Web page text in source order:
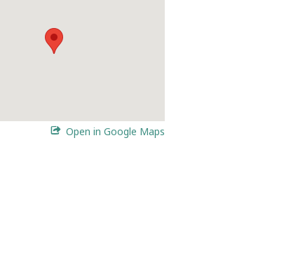
Open in Google Maps